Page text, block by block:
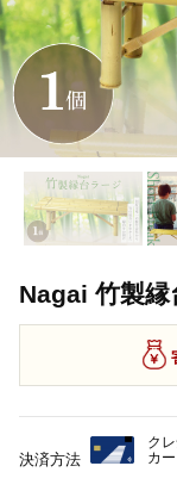
Nagai 竹製
決済方法
ク
カ